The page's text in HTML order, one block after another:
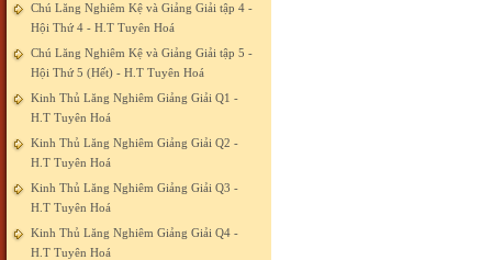
Chú Lăng Nghiêm Kệ và Giảng Giải tập 4 -
Hội Thứ 4 - H.T Tuyên Hoá
Chú Lăng Nghiêm Kệ và Giảng Giải tập 5 -
Hội Thứ 5 (Hết) - H.T Tuyên Hoá
Kinh Thủ Lăng Nghiêm Giảng Giải Q1 -
H.T Tuyên Hoá
Kinh Thủ Lăng Nghiêm Giảng Giải Q2 -
H.T Tuyên Hoá
Kinh Thủ Lăng Nghiêm Giảng Giải Q3 -
H.T Tuyên Hoá
Kinh Thủ Lăng Nghiêm Giảng Giải Q4 -
H.T Tuyên Hoá